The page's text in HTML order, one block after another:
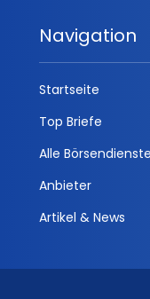
Navigation
Startseite
Top Briefe
Alle Börsendienste
Anbieter
Artikel & News